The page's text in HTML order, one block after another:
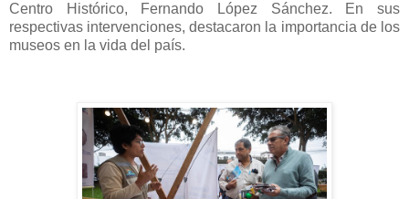
Centro Histórico, Fernando López Sánchez. En sus
respectivas intervenciones, destacaron la importancia de los
museos en la vida del país.